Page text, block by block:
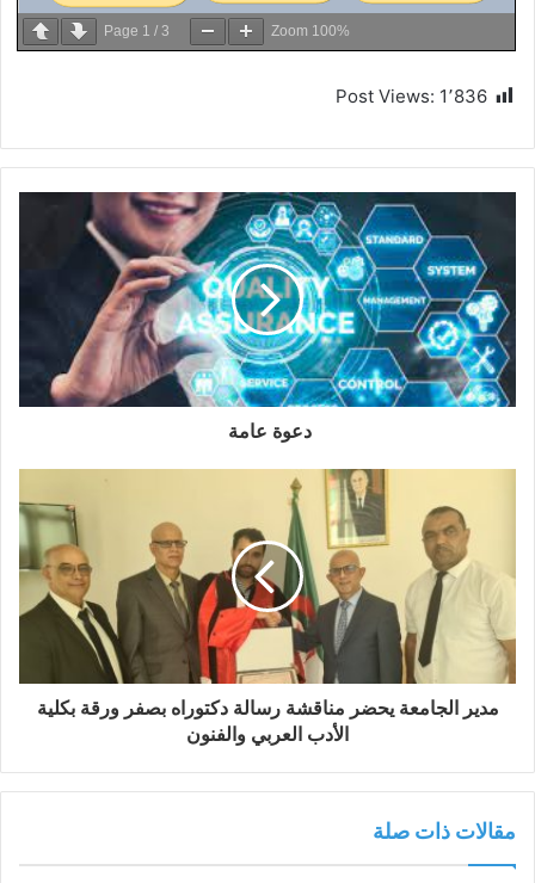
Page 1 / 3 Zoom 100%
Post Views: 1٬836
دعوة عامة
مدير الجامعة يحضر مناقشة رسالة دكتوراه بصفر ورقة بكلية
الأدب العربي والفنون
مقالات ذات صلة